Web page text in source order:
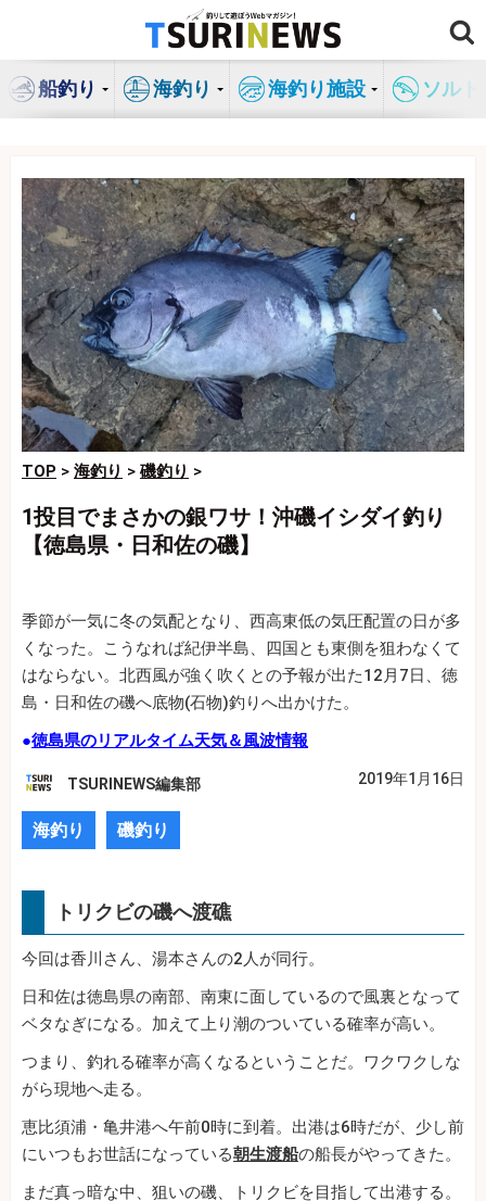
ン
船釣り 海釣り 海釣り施設 ソル
TOP > 海釣り > 磯釣り >
1投目でまさかの銀ワサ！沖磯イシダイ釣り
【徳島県・日和佐の磯】
季節が一気に冬の気配となり、西高東低の気圧配置の日が多
くなった。こうなれば紀伊半島、四国とも東側を狙わなくて
はならない。北西風が強く吹くとの予報が出た12月7日、徳
島・日和佐の磯へ底物(石物)釣りへ出かけた。
●徳島県のリアルタイム天気＆風波情報
TSURINEWS編集部 2019年1月16日
海釣り 磯釣り
トリクビの磯へ渡礁
今回は香川さん、湯本さんの2人が同行。
日和佐は徳島県の南部、南東に面しているので風裏となって
ベタなぎになる。加えて上り潮のついている確率が高い。
つまり、釣れる確率が高くなるということだ。ワクワクしな
がら現地へ走る。
恵比須浦・亀井港へ午前0時に到着。出港は6時だが、少し前
にいつもお世話になっている朝生渡船の船長がやってきた。
まだ真っ暗な中、狙いの磯、トリクビを目指して出港する。